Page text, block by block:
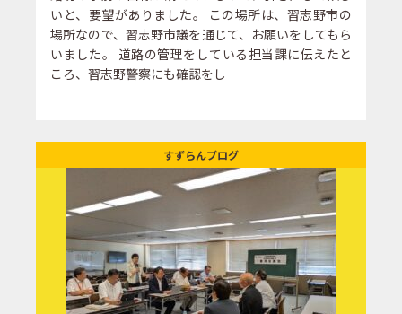
いと、要望がありました。 この場所は、習志野市の
場所なので、習志野市議を通じて、お願いをしてもら
いました。 道路の管理をしている担当課に伝えたと
ころ、習志野警察にも確認をし
すずらんブログ